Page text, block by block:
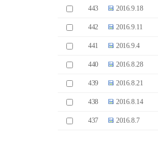
443 2016.9.18
442 2016.9.11
441 2016.9.4
440 2016.8.28
439 2016.8.21
438 2016.8.14
437 2016.8.7